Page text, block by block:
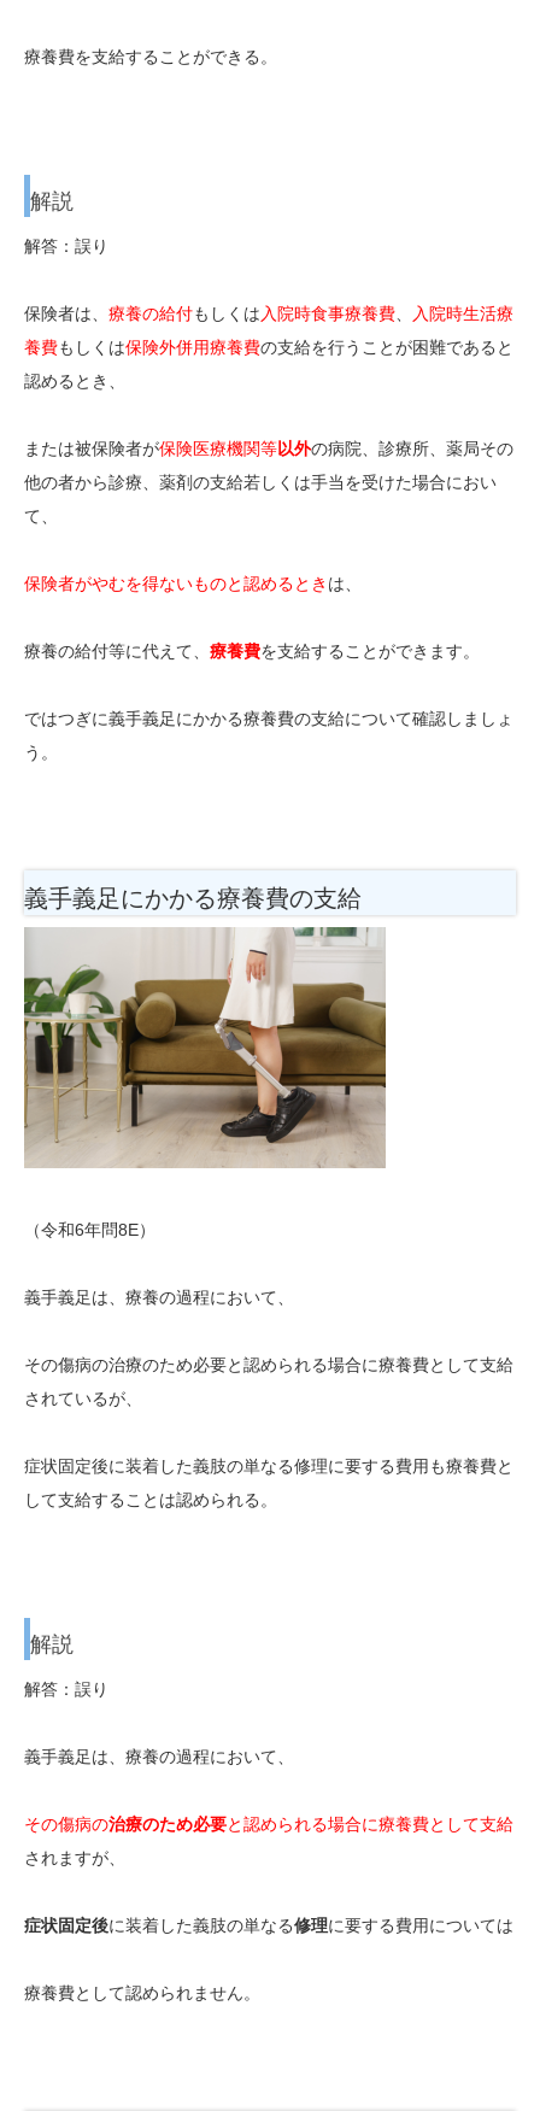
療養費を支給することができる。
解説
解答：誤り
保険者は、 療養の給付もしくは 入院時食事療養費
入院時生活療
養費もしくは保険外併用療養費の支給を行うことが困難であると
認めるとき、
または被保険者が保険医療機関等以外の病院、診療所、薬局その
他の者から診療、薬剤の支給若しくは手当を受けた場合におい
て、
保険者がやむを得ないものと認めるとき は、
療養の給付等に代えて、 療養費を支給することができます。
ではつぎに義手義足にかかる療養費の支給について確認しましょ
う。
義手義足にかかる療養費の支給
（令和6年問8E）
義手義足は、療養の過程において、
その傷病の治療のため必要と認められる場合に療養費として支給
されているが、
症状固定後に装着した義肢の単なる修理に要する費用も療養費と
して支給することは認められる。
解説
解答：誤り
義手義足は、療養の過程において、
その傷病の治療のため必要と認められる場合に療養費として支給
されますが、
症状固定後に装着した義肢の単なる修理に要する費用については
療養費として認められません。